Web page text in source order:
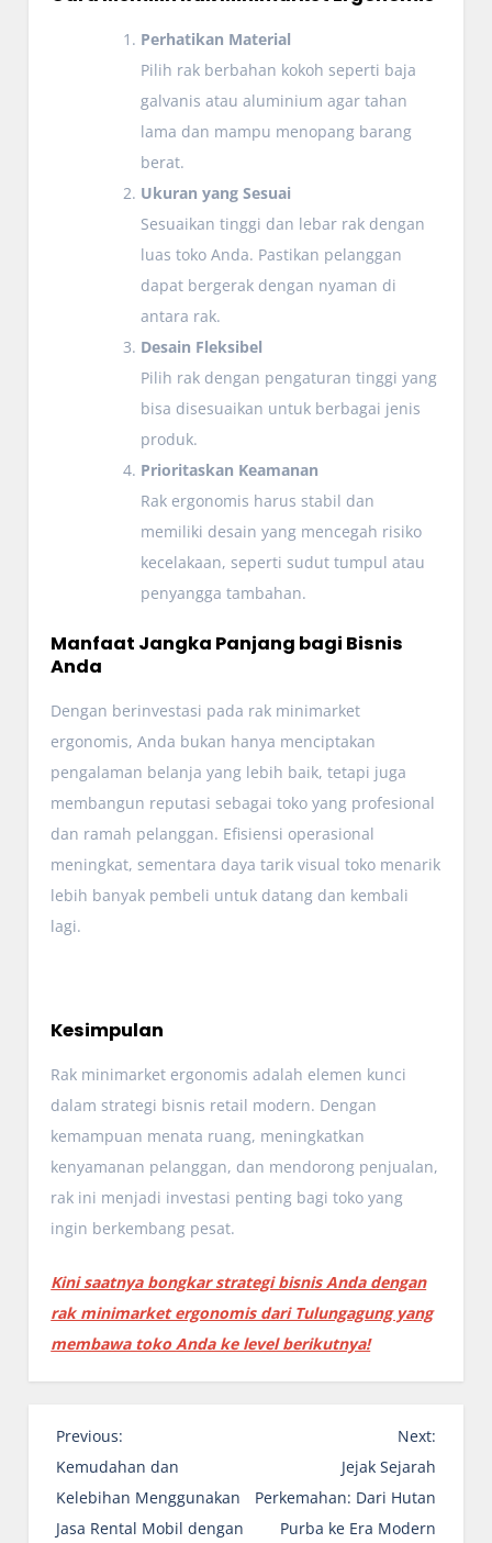
Perhatikan Material
Pilih rak berbahan kokoh seperti baja
galvanis atau aluminium agar tahan
lama dan mampu menopang barang
berat.
Ukuran yang Sesuai
Sesuaikan tinggi dan lebar rak dengan
luas toko Anda. Pastikan pelanggan
dapat bergerak dengan nyaman di
antara rak.
Desain Fleksibel
Pilih rak dengan pengaturan tinggi yang
bisa disesuaikan untuk berbagai jenis
produk.
Prioritaskan Keamanan
Rak ergonomis harus stabil dan
memiliki desain yang mencegah risiko
kecelakaan, seperti sudut tumpul atau
penyangga tambahan.
Manfaat Jangka Panjang bagi Bisnis
Anda
Dengan berinvestasi pada rak minimarket
ergonomis, Anda bukan hanya menciptakan
pengalaman belanja yang lebih baik, tetapi juga
membangun reputasi sebagai toko yang profesional
dan ramah pelanggan. Efisiensi operasional
meningkat, sementara daya tarik visual toko menarik
lebih banyak pembeli untuk datang dan kembali
lagi.
Kesimpulan
Rak minimarket ergonomis adalah elemen kunci
dalam strategi bisnis retail modern. Dengan
kemampuan menata ruang, meningkatkan
kenyamanan pelanggan, dan mendorong penjualan,
rak ini menjadi investasi penting bagi toko yang
ingin berkembang pesat.
Kini saatnya bongkar strategi bisnis Anda dengan
rak minimarket ergonomis dari Tulungagung yang
membawa toko Anda ke level berikutnya!
P
o
s
t
Previous:
Kemudahan dan
Kelebihan Menggunakan
Jasa Rental Mobil dengan
Next:
Jejak Sejarah
Perkemahan: Dari Hutan
Purba ke Era Modern